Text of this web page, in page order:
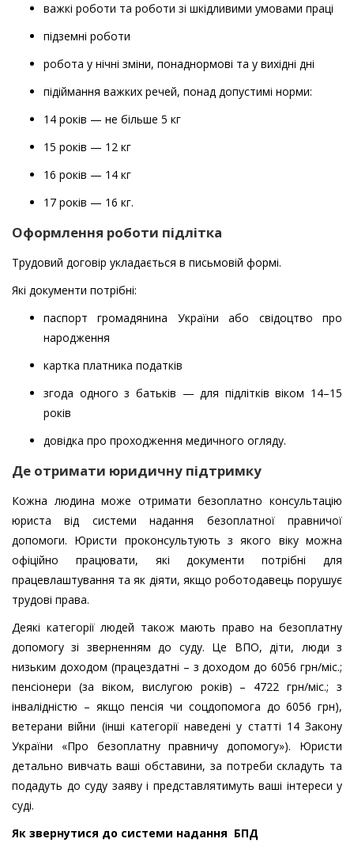
важкі роботи та роботи зі шкідливими умовами праці
підземні роботи
робота у нічні зміни, понаднормові та у вихідні дні
підіймання важких речей, понад допустимі норми:
14 років — не більше 5 кг
15 років — 12 кг
16 років — 14 кг
17 років — 16 кг.
Оформлення роботи підлітка
Трудовий договір укладається в письмовій формі.
Які документи потрібні:
паспорт громадянина України або свідоцтво про
народження
картка платника податків
згода одного з батьків — для підлітків віком 14–15
років
довідка про проходження медичного огляду.
Де отримати юридичну підтримку
Кожна людина може отримати безоплатно консультацію
юриста від системи надання безоплатної правничої
допомоги. Юристи проконсультують з якого віку можна
офіційно працювати, які документи потрібні для
працевлаштування та як діяти, якщо роботодавець порушує
трудові права.
Деякі категорії людей також мають право на безоплатну
допомогу зі зверненням до суду. Це ВПО, діти, люди з
низьким доходом (працездатні – з доходом до 6056 грн/міс.;
пенсіонери (за віком, вислугою років) – 4722 грн/міс.; з
інвалідністю – якщо пенсія чи соцдопомога до 6056 грн),
ветерани війни (інші категорії наведені у статті 14 Закону
України «Про безоплатну правничу допомогу»). Юристи
детально вивчать ваші обставини, за потреби складуть та
подадуть до суду заяву і представлятимуть ваші інтереси у
суді.
Як звернутися до системи надання БПД